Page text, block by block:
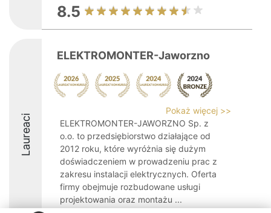
8.5
Laureaci
ELEKTROMONTER-Jaworzno
Pokaż więcej >>
ELEKTROMONTER-JAWORZNO Sp. z
o.o. to przedsiębiorstwo działające od
2012 roku, które wyróżnia się dużym
doświadczeniem w prowadzeniu prac z
zakresu instalacji elektrycznych. Oferta
firmy obejmuje rozbudowane usługi
projektowania oraz montażu ...